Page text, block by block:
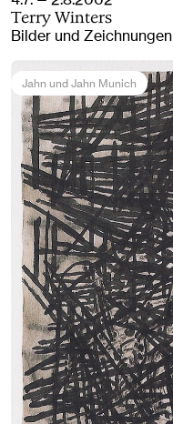
Terry Winters
Bilder und Zeichnungen
Jahn und Jahn Munich